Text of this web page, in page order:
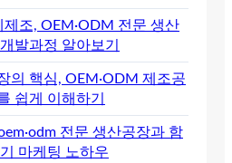
조, OEM·ODM 전문 생산
발과정 알아보기
의 핵심, OEM·ODM 제조공
쉽게 이해하기
전문 생산공장과 함
마케팅 노하우